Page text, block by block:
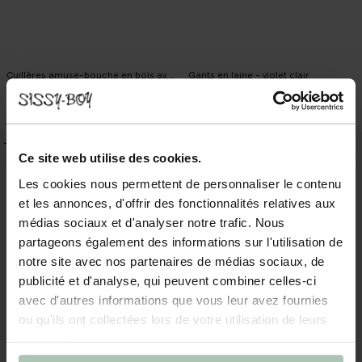
Ce site web utilise des cookies.
Les cookies nous permettent de personnaliser le contenu
et les annonces, d'offrir des fonctionnalités relatives aux
médias sociaux et d'analyser notre trafic. Nous
partageons également des informations sur l'utilisation de
notre site avec nos partenaires de médias sociaux, de
publicité et d'analyse, qui peuvent combiner celles-ci
avec d'autres informations que vous leur avez fournies
ou qu'ils ont collectées lors de votre utilisation de leurs
services.
Cuillères amuse-bouche en bois avec cœur - marron
35.9625.16 / 4 pc
Gants en laine - violet clair
-20%